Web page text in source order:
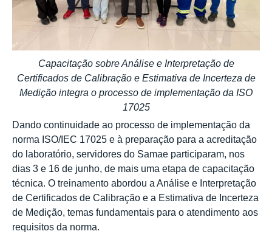
Capacitação sobre Análise e Interpretação de
Certificados de Calibração e Estimativa de Incerteza de
Medição integra o processo de implementação da ISO
17025
Dando continuidade ao processo de implementação da
norma ISO/IEC 17025 e à preparação para a acreditação
do laboratório, servidores do Samae participaram, nos
dias 3 e 16 de junho, de mais uma etapa de capacitação
técnica. O treinamento abordou a Análise e Interpretação
de Certificados de Calibração e a Estimativa de Incerteza
de Medição, temas fundamentais para o atendimento aos
requisitos da norma.